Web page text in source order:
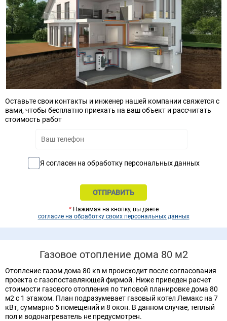
Оставьте свои контакты и инженер нашей компании свяжется с
вами, чтобы бесплатно приехать на ваш объект и рассчитать
стоимость работ
Я согласен на обработку персональных данных
*Нажимая на кнопку, вы даете
согласие на обработку своих персональных данных
Газовое отопление дома 80 м2
Отопление газом дома 80 кв м происходит после согласования
проекта с газопоставляющей фирмой. Ниже приведен расчет
стоимости газового отопления по типовой планировке дома 80
м2 с 1 этажом. План подразумевает газовый котел Лемакс на 7
кВт, суммарно 5 помещений и 8 окон. В данном случае, теплый
пол и водонагреватель не предусмотрен.